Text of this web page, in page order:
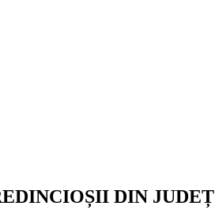
DIN JUDEȚ